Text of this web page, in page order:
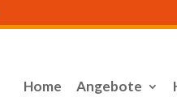
Home Angebote